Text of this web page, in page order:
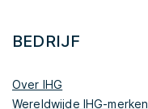
BEDRIJF
Over IHG
Wereldwijde IHG-merken